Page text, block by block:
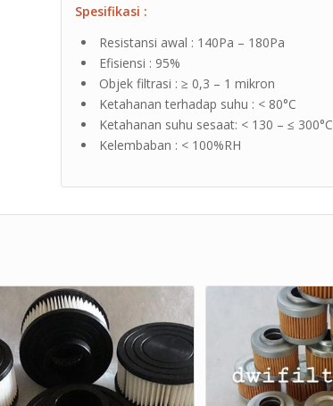
Spesifikasi :
Resistansi awal : 140Pa – 180Pa
Efisiensi : 95%
Objek filtrasi : ≥ 0,3 – 1 mikron
Ketahanan terhadap suhu : < 80°C
Ketahanan suhu sesaat: < 130 – ≤ 300°C
Kelembaban : < 100%RH